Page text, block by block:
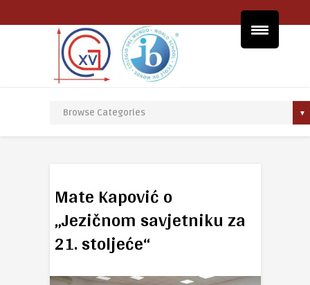
Mate Kapović o
„Jezičnom savjetniku za
21. stoljeće“